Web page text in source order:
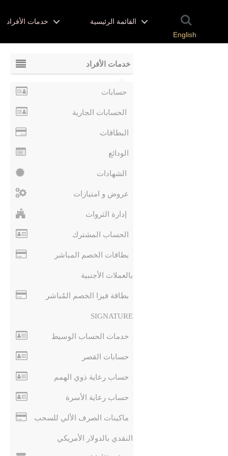
خدمات الأفراد القائمة الرئيسية
English
خدمات الأفراد
حسابات
الحسابات الجارية
البطاقات
الودائع
الشهادات
عروض و امتيازات
إدارة الثروات
الحساب المشترك
بطاقات الخصم المباشر
بالعملات الأجنبية
بطاقة فيزا الخصم المُباشر
SIGNATURE
خدمات الحساب الوسيط
حسابات القصر
حساب رعاية ذوي الهمم
حساب رعاية الأسرة
ماكينات الصرف الألي للسحب
النقدي بالدولار الأمريكي